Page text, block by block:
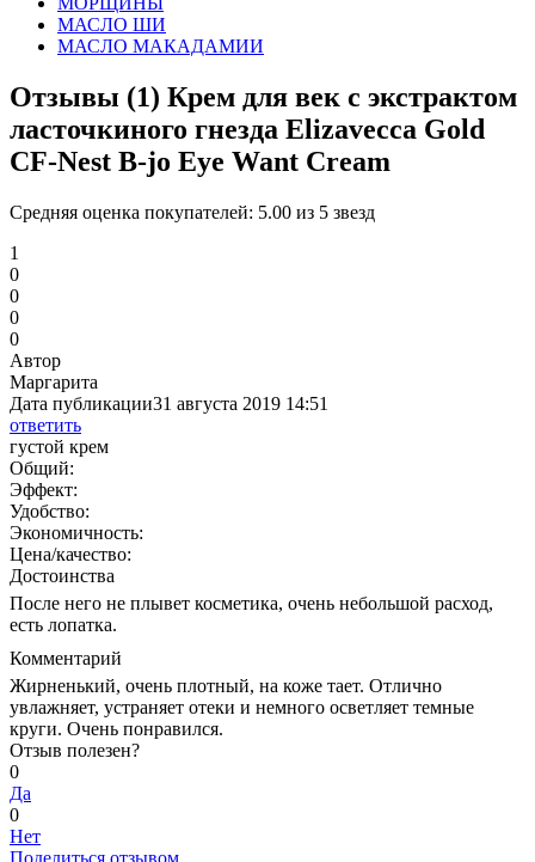
МАСЛО ШИ
МАСЛО МАКАДАМИИ
Отзывы (1) Крем для век с экстрактом
ласточкиного гнезда Elizavecca Gold
CF-Nest B-jo Eye Want Cream
Средняя оценка покупателей: 5.00 из 5 звезд
1
0
0
0
0
Автор
Маргарита
Дата публикации31 августа 2019 14:51
ответить
густой крем
Общий:
Эффект:
Удобство:
Экономичность:
Цена/качество:
Достоинства
После него не плывет косметика, очень небольшой расход,
есть лопатка.
Комментарий
Жирненький, очень плотный, на коже тает. Отлично
увлажняет, устраняет отеки и немного осветляет темные
круги. Очень понравился.
Отзыв полезен?
0
Да
0
Нет
Поделиться отзывом